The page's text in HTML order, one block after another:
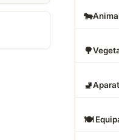
🐄
🌳
🚽
🍽